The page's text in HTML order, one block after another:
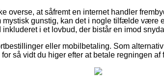
overse, at såfremt en internet handler
mystisk gunstig, kan det i nogle tilfælde være
i et lovbud, der bistår en imod
eller mobilbetaling. Som
så vidt du higer efter at betale regningen af